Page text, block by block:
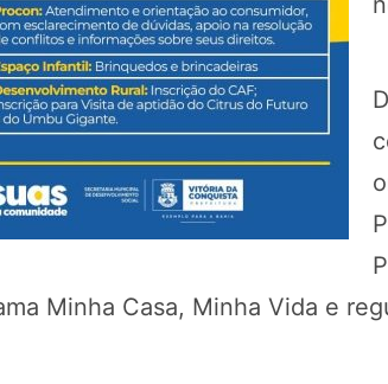
Minha Casa, Minha Vida e